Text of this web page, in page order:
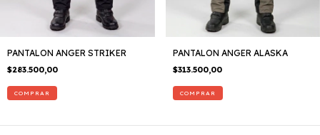
PANTALON ANGER STRIKER
$283.500,00
COMPRAR
PANTALON ANGER ALASKA
$313.500,00
COMPRAR